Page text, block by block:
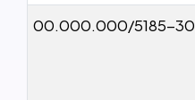
00.000.000/5185-30